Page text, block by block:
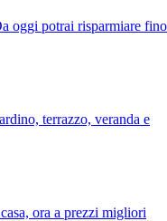
oggi potrai risparmiare fino
terrazzo, veranda e
ora a prezzi migliori